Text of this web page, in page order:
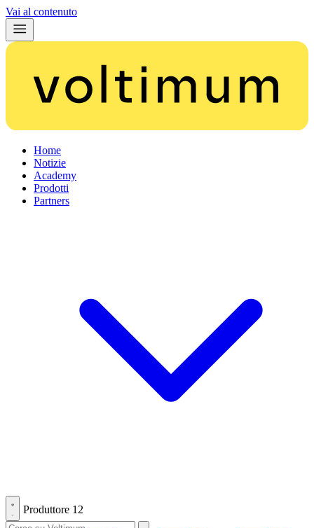
Vai al contenuto
Home
Notizie
Academy
Prodotti
Partners
Produttore 12